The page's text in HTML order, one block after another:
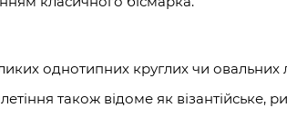
однотипних круглих чи овальних
також відоме як візантійське,